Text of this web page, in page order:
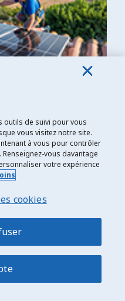
reconstruction et le
contribuer au
des affaires dans
une économie de
Canada joue un rôle
de la BERD à titre de
d’ici ont la
les projets financés
orientale et
outils de suivi pour vous
vous visitez notre site.
à vous pour contrôler
vous davantage
votre expérience
cookies